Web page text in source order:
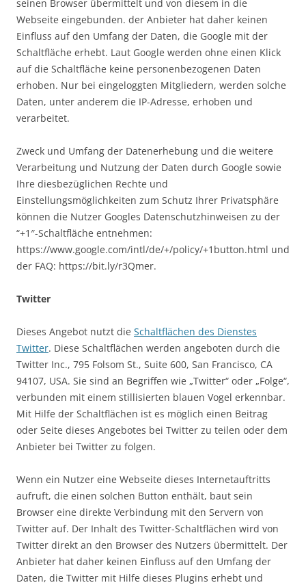
seinen Browser übermittelt und von diesem in die
Webseite eingebunden. der Anbieter hat daher keinen
Einfluss auf den Umfang der Daten, die Google mit der
Schaltfläche erhebt. Laut Google werden ohne einen Klick
auf die Schaltfläche keine personenbezogenen Daten
erhoben. Nur bei eingeloggten Mitgliedern, werden solche
Daten, unter anderem die IP-Adresse, erhoben und
verarbeitet.
Zweck und Umfang der Datenerhebung und die weitere
Verarbeitung und Nutzung der Daten durch Google sowie
Ihre diesbezüglichen Rechte und
Einstellungsmöglichkeiten zum Schutz Ihrer Privatsphäre
können die Nutzer Googles Datenschutzhinweisen zu der
“+1″-Schaltfläche entnehmen:
https://www.google.com/intl/de/+/policy/+1button.html und
der FAQ: https://bit.ly/r3Qmer.
Twitter
Dieses Angebot nutzt die Schaltflächen des Dienstes
Twitter. Diese Schaltflächen werden angeboten durch die
Twitter Inc., 795 Folsom St., Suite 600, San Francisco, CA
94107, USA. Sie sind an Begriffen wie „Twitter“ oder „Folge“,
verbunden mit einem stillisierten blauen Vogel erkennbar.
Mit Hilfe der Schaltflächen ist es möglich einen Beitrag
oder Seite dieses Angebotes bei Twitter zu teilen oder dem
Anbieter bei Twitter zu folgen.
Wenn ein Nutzer eine Webseite dieses Internetauftritts
aufruft, die einen solchen Button enthält, baut sein
Browser eine direkte Verbindung mit den Servern von
Twitter auf. Der Inhalt des Twitter-Schaltflächen wird von
Twitter direkt an den Browser des Nutzers übermittelt. Der
Anbieter hat daher keinen Einfluss auf den Umfang der
Daten, die Twitter mit Hilfe dieses Plugins erhebt und